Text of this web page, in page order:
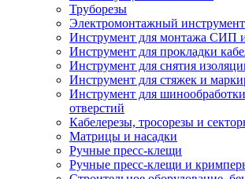
Труборезы
Электромонтажный инструмент
Инструмент для монтажа СИП
Инструмент для прокладки
Инструмент для снятия
Инструмент для стяжек и
Инструмент для
отверстий
Кабелерезы, тросорезы и
Матрицы и насадки
Ручные пресс-клещи
Ручные пресс-клещи и